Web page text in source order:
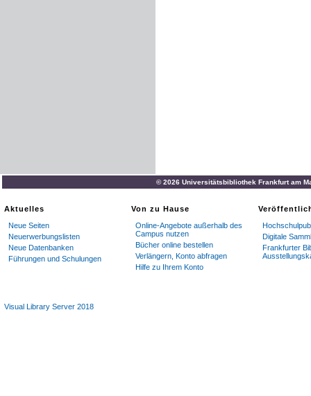
© 2026 Universitätsbibliothek Frankfurt am
Aktuelles
Neue Seiten
Neuerwerbungslisten
Neue Datenbanken
Führungen und Schulungen
Von zu Hause
Online-Angebote außerhalb des
Campus nutzen
Bücher online bestellen
Verlängern, Konto abfragen
Hilfe zu Ihrem Konto
Digitale
Frankfurter
Visual Library Server 2018